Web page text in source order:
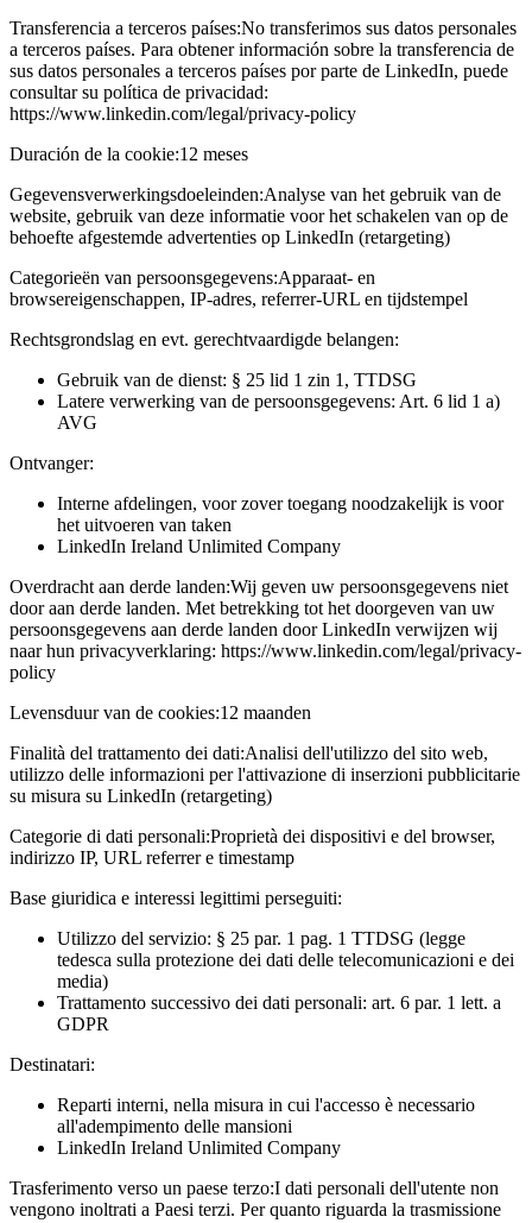
Transferencia a terceros países:No transferimos sus datos personales
a terceros países. Para obtener información sobre la transferencia de
sus datos personales a terceros países por parte de LinkedIn, puede
consultar su política de privacidad:
https://www.linkedin.com/legal/privacy-policy
Duración de la cookie:12 meses
Gegevensverwerkingsdoeleinden:Analyse van het gebruik van de
website, gebruik van deze informatie voor het schakelen van op de
behoefte afgestemde advertenties op LinkedIn (retargeting)
Categorieën van persoonsgegevens:Apparaat- en
browsereigenschappen, IP-adres, referrer-URL en tijdstempel
Rechtsgrondslag en evt. gerechtvaardigde belangen:
Gebruik van de dienst: § 25 lid 1 zin 1, TTDSG
Latere verwerking van de persoonsgegevens: Art. 6 lid 1 a)
AVG
Ontvanger:
Interne afdelingen, voor zover toegang noodzakelijk is voor
het uitvoeren van taken
LinkedIn Ireland Unlimited Company
Overdracht aan derde landen:Wij geven uw persoonsgegevens niet
door aan derde landen. Met betrekking tot het doorgeven van uw
persoonsgegevens aan derde landen door LinkedIn verwijzen wij
naar hun privacyverklaring: https://www.linkedin.com/legal/privacy-
policy
Levensduur van de cookies:12 maanden
Finalità del trattamento dei dati:Analisi dell'utilizzo del sito web,
utilizzo delle informazioni per l'attivazione di inserzioni pubblicitarie
su misura su LinkedIn (retargeting)
Categorie di dati personali:Proprietà dei dispositivi e del browser,
indirizzo IP, URL referrer e timestamp
Base giuridica e interessi legittimi perseguiti:
Utilizzo del servizio: § 25 par. 1 pag. 1 TTDSG (legge
tedesca sulla protezione dei dati delle telecomunicazioni e dei
media)
Trattamento successivo dei dati personali: art. 6 par. 1 lett. a
GDPR
Destinatari:
Reparti interni, nella misura in cui l'accesso è necessario
all'adempimento delle mansioni
LinkedIn Ireland Unlimited Company
Trasferimento verso un paese terzo:I dati personali dell'utente non
vengono inoltrati a Paesi terzi. Per quanto riguarda la trasmissione